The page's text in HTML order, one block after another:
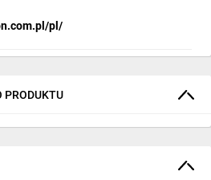
pl/
PRODUKTU